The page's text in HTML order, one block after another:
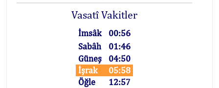
Vasatî Vakitler
İmsâk
00:56
Sabâh
01:46
Güneş
04:50
İşrak
05:58
Öğle
12:57